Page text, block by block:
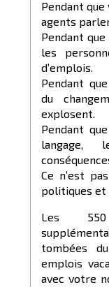
Pendant
agents
Pendant
les
d’emplois.
Pendant
du
explosent.
Pendant
langage,
Ce n’est
politiques et
Les 550
tombées
emplois
avec votre